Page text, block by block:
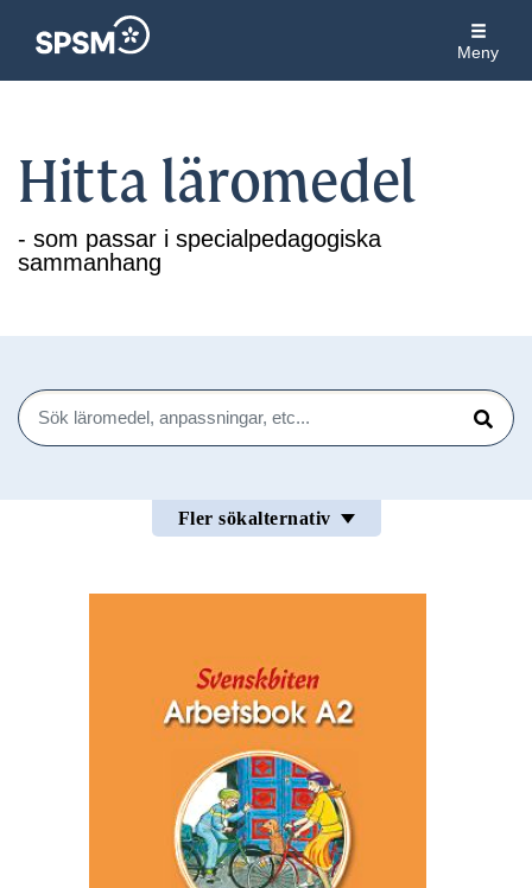
Meny
Hitta läromedel
- som passar i specialpedagogiska
sammanhang
Sök
Sök
Fler sökalternativ